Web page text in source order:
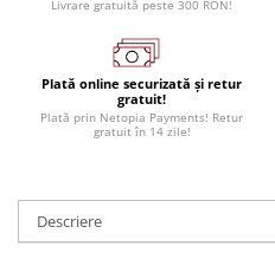
Surse de alimentare
Alimentatoare AC-DC
Convertoare DC-DC
Invertoare DC-AC
Aparate de masura si testare
Livrare gratuită peste 300 RON!
Plată online securizată și retur
gratuit!
Plată prin Netopia Payments! Retur
gratuit în 14 zile!
Descriere